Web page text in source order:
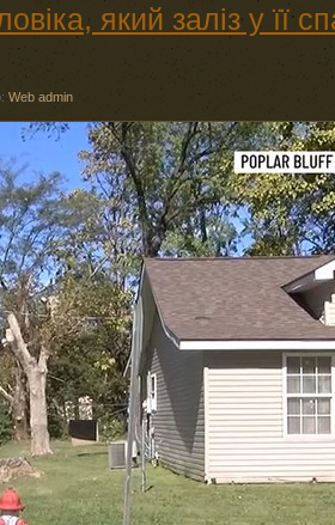
який заліз у її
Web admin